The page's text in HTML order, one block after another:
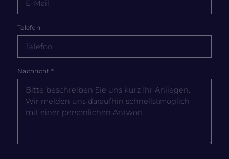
Telefon
Nachricht *